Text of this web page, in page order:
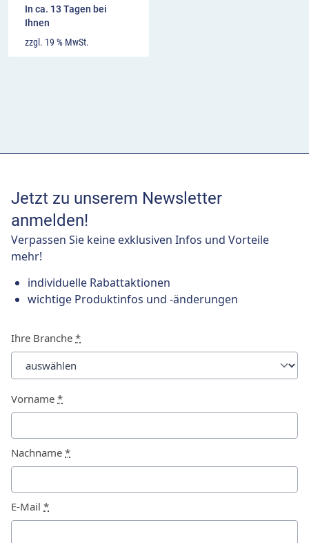
In ca. 13 Tagen bei
Ihnen
zzgl. 19 % MwSt.
Jetzt zu unserem Newsletter
anmelden!
Verpassen Sie keine exklusiven Infos und Vorteile
mehr!
individuelle Rabattaktionen
wichtige Produktinfos und -änderungen
Ihre Branche *
Vorname *
Nachname *
E-Mail *